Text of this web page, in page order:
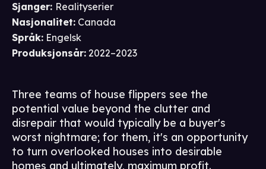
Sjanger: Realityserier
Nasjonalitet: Canada
Språk: Engelsk
Produksjonsår: 2022–2023
Three teams of house flippers see the
potential value beyond the clutter and
disrepair that would typically be a buyer's
worst nightmare; for them, it's an opportunity
to turn overlooked houses into desirable
homes and ultimately, maximum profit.